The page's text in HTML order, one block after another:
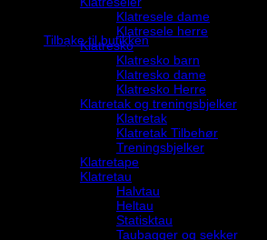
Du har ingen produkter i handlekurven.
Tilbake til butikken
Klatresele dame
Klatresele herre
Klatresko
Klatresko barn
Klatresko dame
Klatresko Herre
Klatretak og treningsbjelker
Klatretak
Klatretak Tilbehør
Treningsbjelker
Klatretape
Klatretau
Halvtau
Heltau
Statisktau
Taubagger og sekker